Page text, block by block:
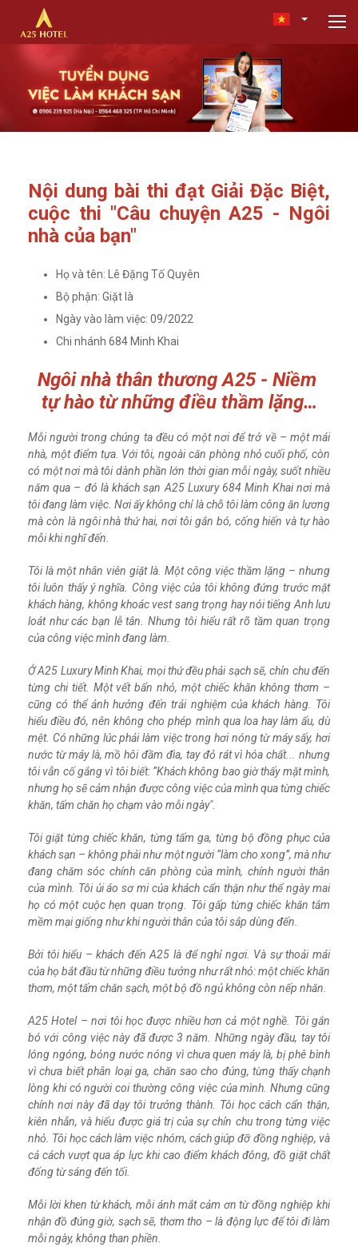
Nội dung bài thi đạt Giải Đặc Biệt,
cuộc thi "Câu chuyện A25 - Ngôi
nhà của bạn"
Họ và tên: Lê Đặng Tố Quyên
Bộ phận: Giặt là
Ngày vào làm việc: 09/2022
Chi nhánh 684 Minh Khai
Ngôi nhà thân thương A25 - Niềm
tự hào từ những điều thầm lặng…
Mỗi người trong chúng ta đều có một nơi để trở về – một mái
nhà, một điểm tựa. Với tôi, ngoài căn phòng nhỏ cuối phố, còn
có một nơi mà tôi dành phần lớn thời gian mỗi ngày, suốt nhiều
năm qua – đó là khách sạn A25 Luxury 684 Minh Khai nơi mà
tôi đang làm việc. Nơi ấy không chỉ là chỗ tôi làm công ăn lương
mà còn là ngôi nhà thứ hai, nơi tôi gắn bó, cống hiến và tự hào
mỗi khi nghĩ đến.
Tôi là một nhân viên giặt là. Một công việc thầm lặng – nhưng
tôi luôn thấy ý nghĩa. Công việc của tôi không đứng trước mặt
khách hàng, không khoác vest sang trọng hay nói tiếng Anh lưu
loát như các bạn lễ tân. Nhưng tôi hiểu rất rõ tầm quan trọng
của công việc mình đang làm.
Ở A25 Luxury Minh Khai, mọi thứ đều phải sạch sẽ, chỉn chu đến
từng chi tiết. Một vết bẩn nhỏ, một chiếc khăn không thơm –
cũng có thể ảnh hưởng đến trải nghiệm của khách hàng. Tôi
hiểu điều đó, nên không cho phép mình qua loa hay làm ẩu, dù
mệt. Có những lúc phải làm việc trong hơi nóng từ máy sấy, hơi
nước từ máy là, mồ hôi đầm đìa, tay đỏ rát vì hóa chất... nhưng
tôi vẫn cố gắng vì tôi biết: “Khách không bao giờ thấy mặt mình,
nhưng họ sẽ cảm nhận được công việc của mình qua từng chiếc
khăn, tấm chăn họ chạm vào mỗi ngày".
Tôi giặt từng chiếc khăn, từng tấm ga, từng bộ đồng phục của
khách sạn – không phải như một người “làm cho xong”, mà như
đang chăm sóc chính căn phòng của mình, chính người thân
của mình. Tôi ủi áo sơ mi của khách cẩn thận như thể ngày mai
họ có một cuộc hẹn quan trọng. Tôi gấp từng chiếc khăn tắm
mềm mại giống như khi người thân của tôi sắp dùng đến.
Bởi tôi hiểu – khách đến A25 là để nghỉ ngơi. Và sự thoải mái
của họ bắt đầu từ những điều tưởng như rất nhỏ: một chiếc khăn
thơm, một tấm chăn sạch, một bộ đồ ngủ không còn nếp nhăn.
A25 Hotel – nơi tôi học được nhiều hơn cả một nghề. Tôi gắn
bó với công việc này đã được 3 năm. Những ngày đầu, tay tôi
lóng ngóng, bỏng nước nóng vì chưa quen máy là, bị phê bình
vì chưa biết phân loại ga, chăn sao cho đúng, từng thấy chạnh
lòng khi có người coi thường công việc của mình. Nhưng cũng
chính nơi này đã dạy tôi trưởng thành. Tôi học cách cẩn thận,
kiên nhẫn, và hiểu được giá trị của sự chỉn chu trong từng việc
nhỏ. Tôi học cách làm việc nhóm, cách giúp đỡ đồng nghiệp, và
cả cách vượt qua áp lực khi cao điểm khách đông, đồ giặt chất
đống từ sáng đến tối.
Mỗi lời khen từ khách, mỗi ánh mắt cảm ơn từ đồng nghiệp khi
nhận đồ đúng giờ, sạch sẽ, thơm tho – là động lực để tôi đi làm
mỗi ngày, không than phiền.